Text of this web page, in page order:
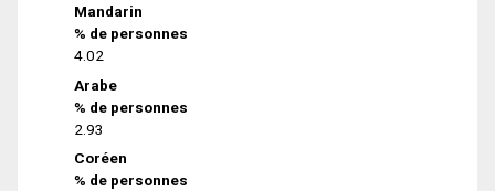
Mandarin
% de personnes
4.02
Arabe
% de personnes
2.93
Coréen
% de personnes